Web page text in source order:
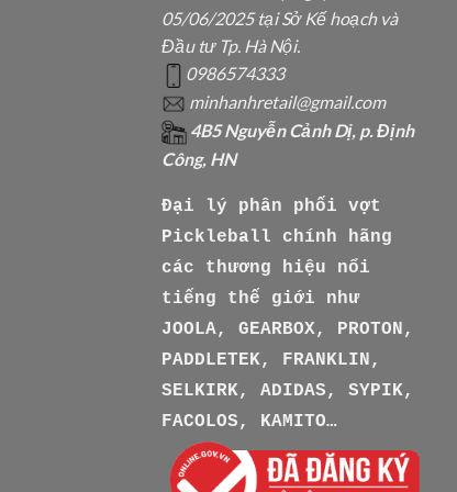
05/06/2025 tại Sở Kế hoạch và
Đầu tư Tp. Hà Nội.
0986574333
minhanhretail@gmail.com
4B5 Nguyễn Cảnh Dị, p. Định
Công, HN
Đại lý phân phối vợt
Pickleball chính hãng
các thương hiệu nổi
tiếng thế giới như
JOOLA, GEARBOX, PROTON,
PADDLETEK, FRANKLIN,
SELKIRK, ADIDAS, SYPIK,
FACOLOS, KAMITO…